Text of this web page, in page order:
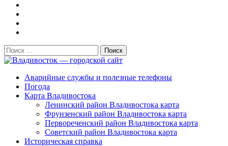
Поиск:
Владивосток — городской сайт
Аварийные службы и полезные телефоны
Погода
Карта Владивостока
Ленинский район Владивостока карта
Фрунзенский район Владивостока карта
Первореченский район Владивостока карта
Советский район Владивостока карта
Историческая справка